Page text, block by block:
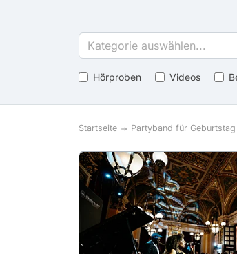
Kategorie auswählen...
Hörproben Videos
Startseite Partyband für Geburtstag